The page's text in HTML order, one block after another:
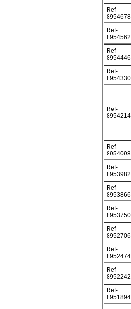
Ref-
8954678
Ref-
8954562
Ref-
8954446
Ref-
8954330
Ref-
8954214
Ref-
8954098
Ref-
8953982
Ref-
8953866
Ref-
8953750
Ref-
8952706
Ref-
8952474
Ref-
8952242
Ref-
8951894